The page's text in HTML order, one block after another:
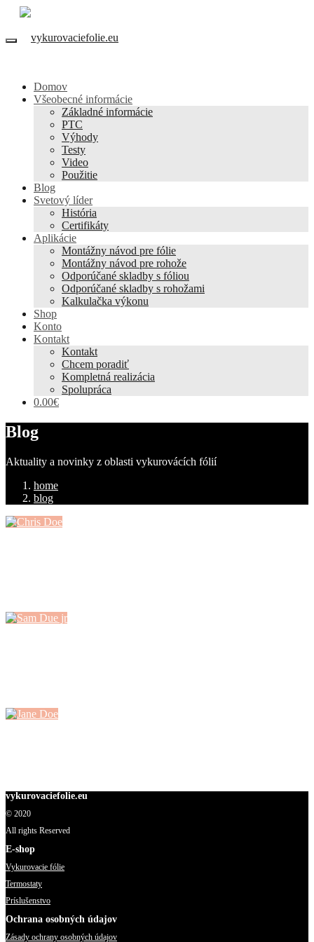
Domov
Všeobecné informácie
Základné informácie
PTC
Výhody
Testy
Video
Použitie
Blog
Svetový líder
História
Certifikáty
Aplikácie
Montážny návod pre fólie
Montážny návod pre rohože
Odporúčané skladby s fóliou
Odporúčané skladby s rohožami
Kalkulačka výkonu
Shop
Konto
Kontakt
Kontakt
Chcem poradiť
Kompletná realizácia
Spolupráca
0.00€
Blog
Aktuality a novinky z oblasti vykurovácích fólií
home
blog
vykurovaciefolie.eu
© 2020
All rights Reserved
E-shop
Vykurovacie fólie
Termostaty
Príslušenstvo
Ochrana osobných údajov
Zásady ochrany osobných údajov